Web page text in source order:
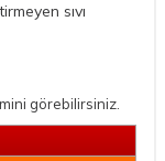
sıvı
görebilirsiniz.